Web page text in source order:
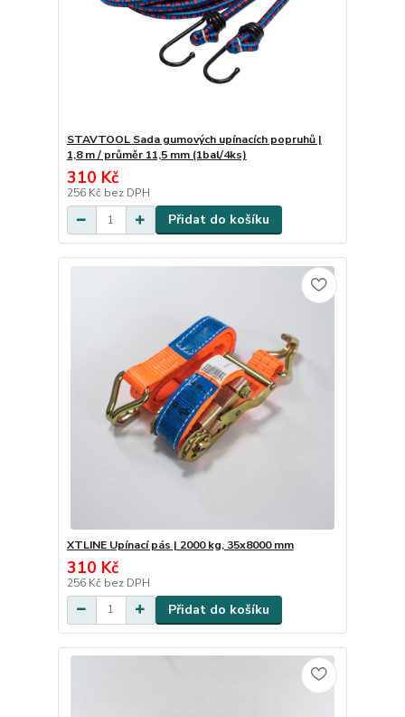
STAVTOOL Sada gumových upínacích popruhů |
1,8 m / průměr 11,5 mm (1bal/4ks)
310 Kč
256 Kč bez DPH
Přidat do košíku
XTLINE Upínací pás | 2000 kg, 35x8000 mm
310 Kč
256 Kč bez DPH
Přidat do košíku